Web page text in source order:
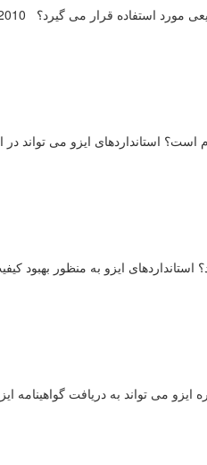
استانداردهای ایزو می تواند در
ایزو به منظور بهبود
می تواند به دریافت گواهینامه